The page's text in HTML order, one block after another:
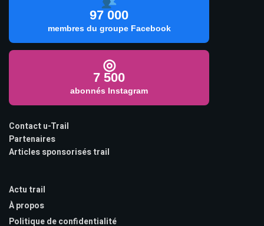
97 000
membres du groupe Facebook
◎
7 500
abonnés Instagram
Contact u-Trail
Partenaires
Articles sponsorisés trail
Actu trail
À propos
Politique de confidentialité